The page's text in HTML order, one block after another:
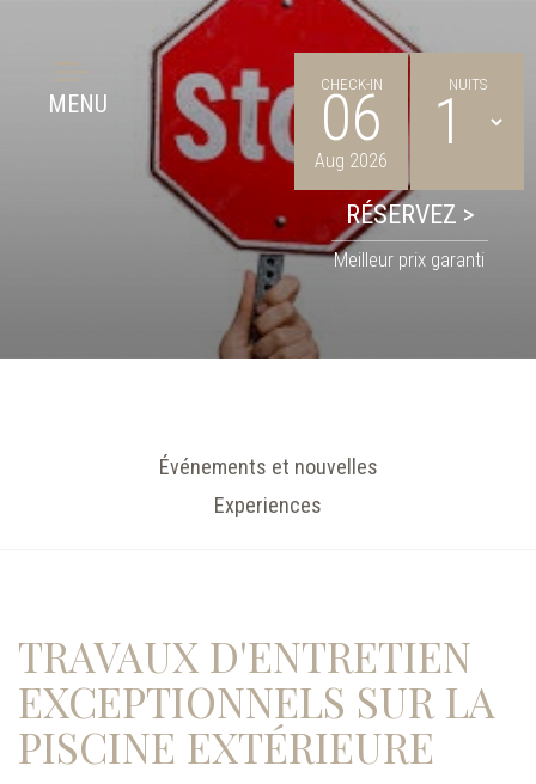
MENU
CHECK-IN
06
Aug 2026
NUITS
Meilleur prix garanti
Événements et nouvelles
Experiences
TRAVAUX D'ENTRETIEN
EXCEPTIONNELS SUR LA
PISCINE EXTÉRIEURE